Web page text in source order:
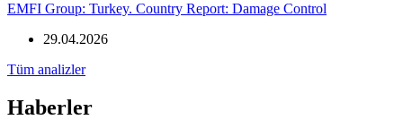
EMFI Group: Turkey. Country Report: Damage Control
29.04.2026
Tüm analizler
Haberler